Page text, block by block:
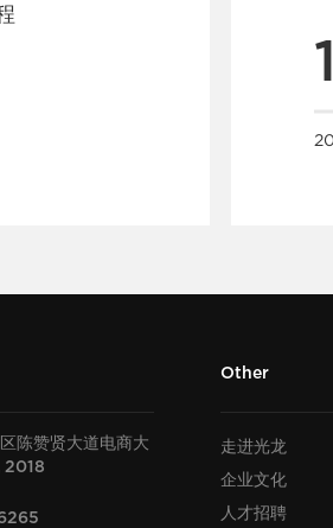
陈赞贤大道电商大
2018
Other
走进光龙
企业文化
人才招聘